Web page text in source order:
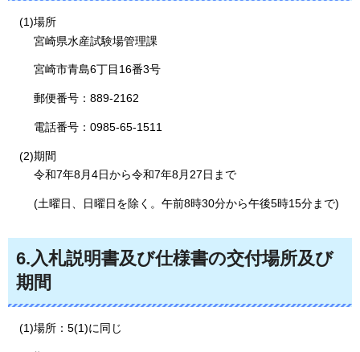
(1)場所
宮崎県水産試験場管理課
宮崎市青島6丁目16番3号
郵便番号：889-2162
電話番号：0985-65-1511
(2)期間
令和7年8月4日から令和7年8月27日まで
(土曜日、日曜日を除く。午前8時30分から午後5時15分まで)
6.入札説明書及び仕様書の交付場所及び
期間
(1)場所：5(1)に同じ